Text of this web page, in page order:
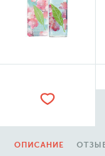
ОПИСАНИЕ